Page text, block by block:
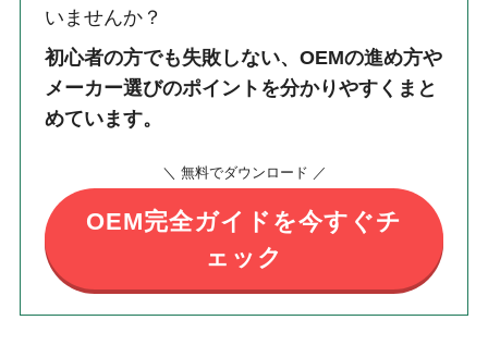
いませんか？
初心者の方でも失敗しない、OEMの進め方や
メーカー選びのポイントを分かりやすくまと
めています。
＼ 無料でダウンロード ／
OEM完全ガイドを今すぐチ
ェック